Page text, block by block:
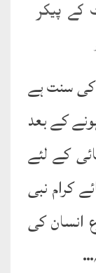
پیکر
کی سنت ہے
کے بعد
کے لئے
کرام نبی
انسان کی